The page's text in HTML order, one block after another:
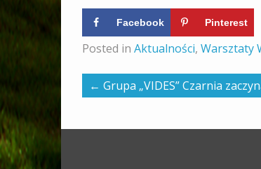
Facebook Pinterest
Posted in Aktualności, Warsztaty
← Grupa „VIDES” Czarnia